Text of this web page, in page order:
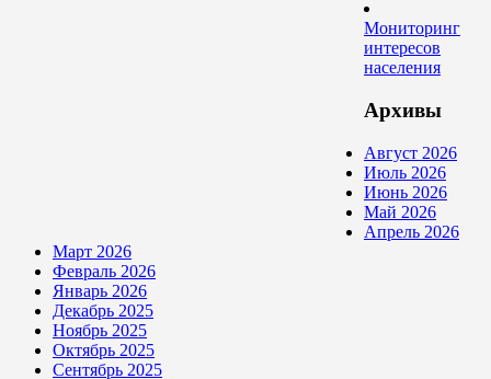
Мониторинг
интересов
населения
Архивы
Август 2026
Июль 2026
Июнь 2026
Май 2026
Апрель 2026
Март 2026
Февраль 2026
Январь 2026
Декабрь 2025
Ноябрь 2025
Октябрь 2025
Сентябрь 2025